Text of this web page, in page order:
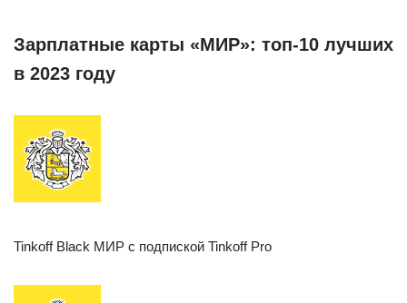
Зарплатные карты «МИР»: топ-10 лучших
в 2023 году
Tinkoff Black МИР с подпиской Tinkoff Pro